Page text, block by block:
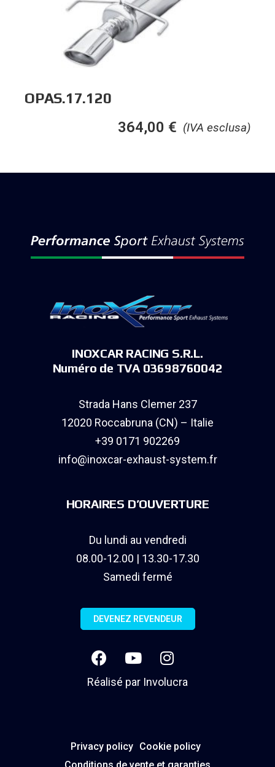
OPAS.17.120
(IVA esclusa)
364,00 €
INOXCAR RACING S.R.L.
Numéro de TVA 03698760042
Strada Hans Clemer 237
12020 Roccabruna (CN) – Italie
+39 0171 902269
info@inoxcar-exhaust-system.fr
HORAIRES D’OUVERTURE
Du lundi au vendredi
08.00-12.00 | 13.30-17.30
Samedi fermé
DEVENEZ REVENDEUR
Réalisé par Involucra
Privacy policy Cookie policy